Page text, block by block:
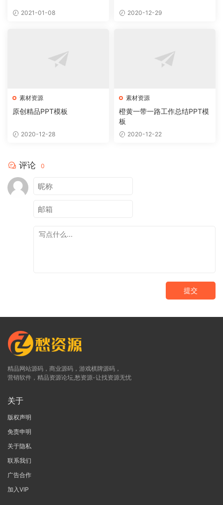
2021-01-08 2020-12-29
素材资源
原创精品PPT模板
2020-12-28
素材资源
橙黄一带一路工作总结PPT模
板
2020-12-22
评论 0
提交
精品网站源码，商业源码，游戏棋牌源码，
营销软件，精品资源论坛,愁资源-让找资源无忧
关于
版权声明
免责申明
关于隐私
联系我们
广告合作
加入VIP